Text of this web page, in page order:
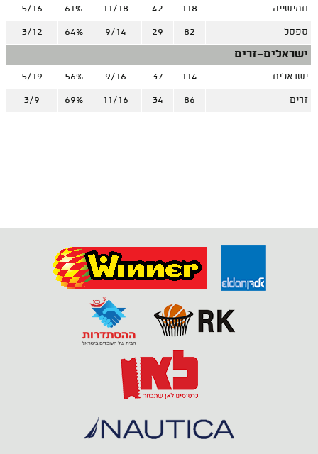
חמישייה 118
42
11/18
61%
5/16
ספסל 82
29
9/14
64%
3/12
ישראלים-זרים
ישראלים 114
37
9/16
56%
5/19
זרים 86
34
11/16
69%
3/9